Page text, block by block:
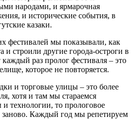
народами, и ярмарочная
и исторические события, в
казаки.
фестивалей мы показывали, как
и строили другие города-остроги в
раз пролог фестиваля ‒ это
которое не повторяется.
и торговые улицы ‒ это более
хотя и там мы стараемся
технологии, то прологовое
заново. Каждый год мы репетируем